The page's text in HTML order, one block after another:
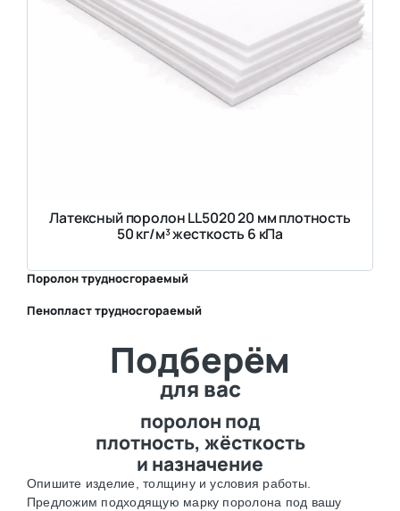
Латексный поролон LL5020 20 мм плотность
50 кг/м³ жесткость 6 кПа
Поролон трудносгораемый
Пенопласт трудносгораемый
Подберём
для вас
поролон под
плотность, жёсткость
и назначение
Опишите изделие, толщину и условия работы.
Предложим подходящую марку поролона под вашу